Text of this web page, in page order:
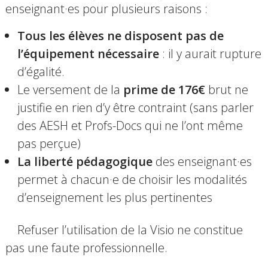
enseignant·es pour plusieurs raisons :
Tous les élèves ne disposent pas de
l’équipement nécessaire: il y aurait rupture
d’égalité.
Le versement de la prime de 176€brut ne
justifie en rien d’y être contraint (sans parler
des AESH et Profs-Docs qui ne l’ont même
pas perçue)
La liberté pédagogiquedes enseignant·es
permet à chacun·e de choisir les modalités
d’enseignement les plus pertinentes
Refuser l’utilisation de la Visio ne constitue
pas une faute professionnelle.